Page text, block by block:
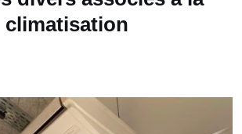
climatisation